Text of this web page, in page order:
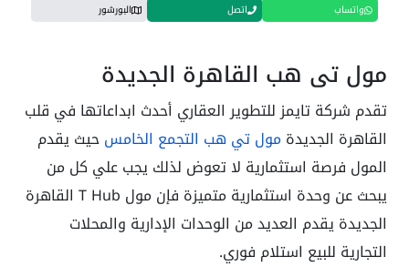
واتساب اتصل البورشور
مول تي هب القاهرة الجديدة
تقدم شركة تايمز للتطوير العقاري أحدث ابداعاتها في قلب
القاهرة الجديدة مول تي هب التجمع الخامسحيث يقدم
المول فرصة استثمارية لا تعوض لذلك يجب علي كل من
يبحث عن وحدة استثمارية متميزة فإن مول T Hub القاهرة
الجديدة يقدم العديد من الوحدات الإدارية والمحلات
التجارية للبيع استلام فوري.